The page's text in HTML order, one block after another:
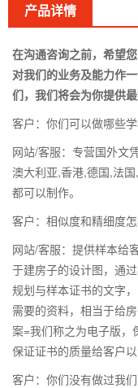
产品详情
在沟通咨询之前，希望
对我们的业务及能力作
们，我们将会为你提供最
客户：你们可以做哪些学
网站/客服：专营国外文
澳大利亚,香港,德国,法
都可以制作。
客户：相似度和精细度怎
网站/客服：提供样本给
于建房子的设计图，通
规划与样本证书的文字
需要的资料，相当于给
案=我们称之为电子版，
保证证书的质量给客户以
客户：你们没有做过我